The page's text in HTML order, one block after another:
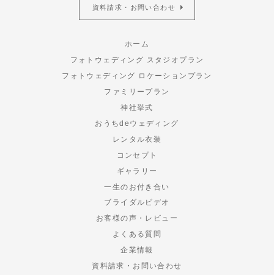
資料請求・お問い合わせ
ホーム
フォトウェディング スタジオプラン
フォトウェディング ロケーションプラン
ファミリープラン
神社挙式
おうちdeウェディング
レンタル衣装
コンセプト
ギャラリー
一生のお付き合い
ブライダルビデオ
お客様の声・レビュー
よくある質問
企業情報
資料請求・お問い合わせ